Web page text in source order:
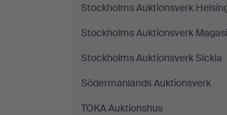
Stockholms Auktionsverk
Stockholms Auktionsverk
Stockholms Auktionsverk Sickla
Södermanlands Auktionsverk
TOKA Auktionshus